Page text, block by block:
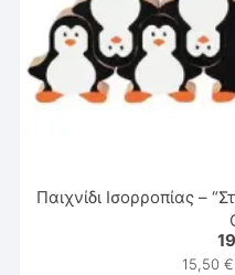
Παιχνίδι Iσορροπίας –
15,50€